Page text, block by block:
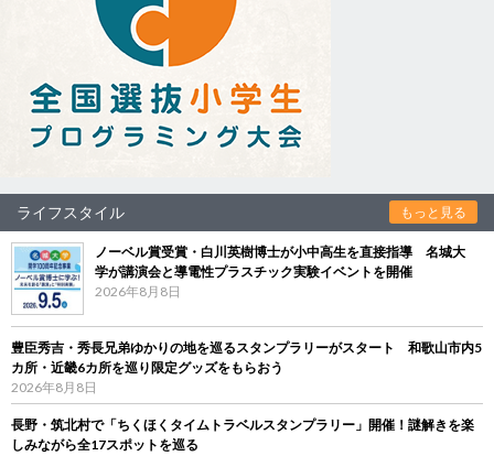
ライフスタイル もっと見る
ノーベル賞受賞・白川英樹博士が小中高生を直接指導 名城大
学が講演会と導電性プラスチック実験イベントを開催
2026年8月8日
豊臣秀吉・秀長兄弟ゆかりの地を巡るスタンプラリーがスタート 和歌山市内5
カ所・近畿6カ所を巡り限定グッズをもらおう
2026年8月8日
長野・筑北村で「ちくほくタイムトラベルスタンプラリー」開催！謎解きを楽
しみながら全17スポットを巡る